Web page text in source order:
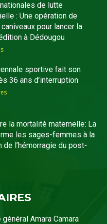
de lutte
: Une opération de
pour lancer la
à Dédougou
sportive fait son
36 ans d’interruption
la mortalité maternelle: La
les sages-femmes à la
de l’hémorragie du post-
général Amara Camara